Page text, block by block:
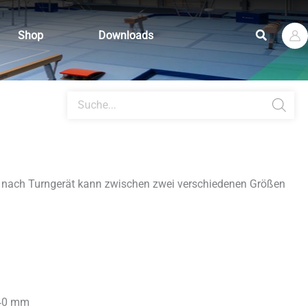
Shop Downloads Suchen
search
Turngerät kann zwischen zwei verschiedenen Größen
mm